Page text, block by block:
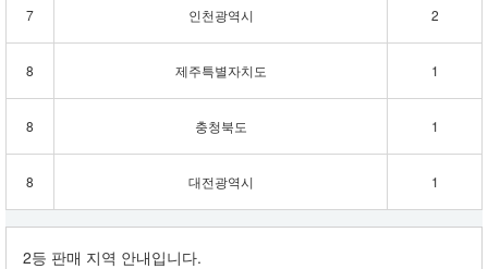
7 인천광역시 2
8 제주특별자치도 1
8 충청북도 1
8 대전광역시 1
2등 판매 지역 안내입니다.